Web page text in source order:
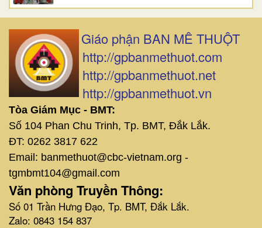
Giáo phận BAN MÊ THUỘT
http://gpbanmethuot.com
http://gpbanmethuot.net
http://gpbanmethuot.vn
Tòa Giám Mục - BMT:
Số 104 Phan Chu Trinh, Tp. BMT, Đắk Lắk.
ĐT: 0262 3817 622
Email: banmethuot@cbc-vietnam.org -
tgmbmt104@gmail.com
Văn phòng Truyền Thông:
Số 01 Trần Hưng Đạo, Tp. BMT, Đắk Lắk.
Zalo: 0843 154 837